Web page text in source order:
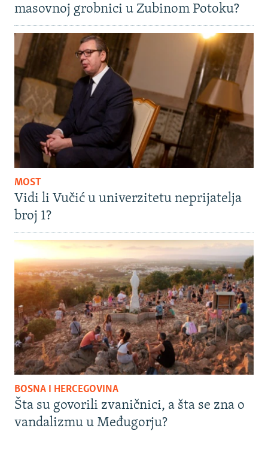
masovnoj grobnici u Zubinom Potoku?
MOST
Vidi li Vučić u univerzitetu neprijatelja
broj 1?
BOSNA I HERCEGOVINA
Šta su govorili zvaničnici, a šta se zna o
vandalizmu u Međugorju?